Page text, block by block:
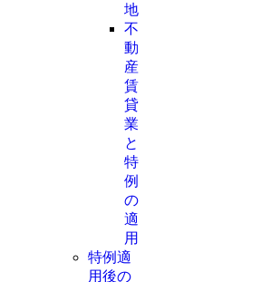
地
不
動
産
賃
貸
業
と
特
例
の
適
用
特例適
用後の